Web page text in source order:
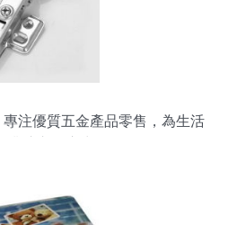
注優質五金產品零售，為生活